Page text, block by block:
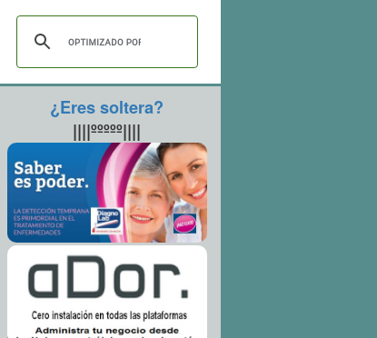
¿Eres soltera?
||||ººººº||||